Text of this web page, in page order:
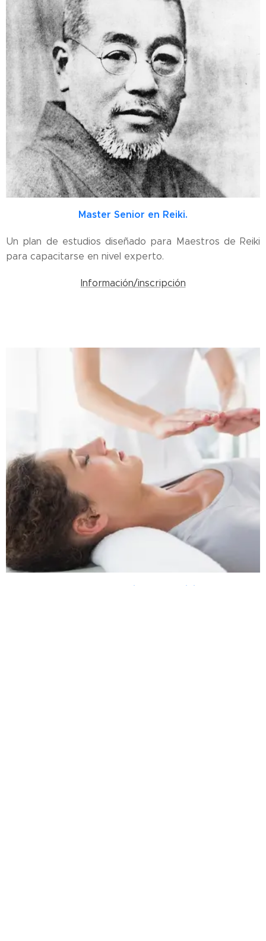
Master Senior en Reiki.
Un plan de estudios diseñado para Maestros de Reiki
para capacitarse en nivel experto.
Información/inscripción
Cursos especiales de Reiki.